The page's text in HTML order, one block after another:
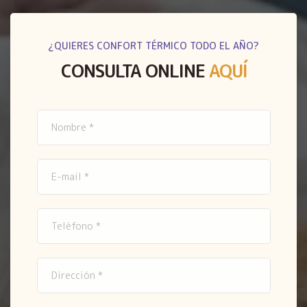
¿QUIERES CONFORT TÉRMICO TODO EL AÑO?
CONSULTA ONLINEAQUÍ